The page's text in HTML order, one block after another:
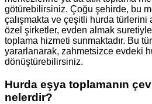
götürebilirsiniz. Çoğu şehirde, bu
çalışmakta ve çeşitli hurda türlerini
özel şirketler, evden almak suretiyle
toplama hizmeti sunmaktadır. Bu
yararlanarak, zahmetsizce evdeki
dönüştürebilirsiniz.
Hurda eşya toplamanın
nelerdir?